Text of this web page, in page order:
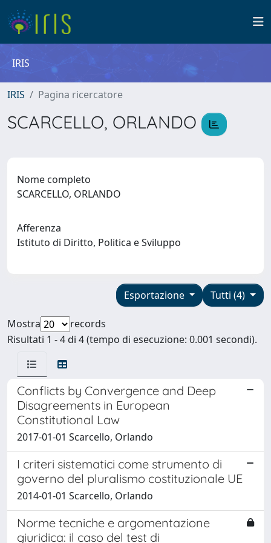
IRIS
IRIS Pagina ricercatore
SCARCELLO, ORLANDO
Nome completo
SCARCELLO, ORLANDO
Afferenza
Istituto di Diritto, Politica e Sviluppo
Tutti (4)
Esportazione
Mostra
records
Risultati 1 - 4 di 4 (tempo di esecuzione: 0.001 secondi).
Conflicts by Convergence and Deep
Disagreements in European
Constitutional Law
2017-01-01 Scarcello, Orlando
I criteri sistematici come strumento di
governo del pluralismo costituzionale UE
2014-01-01 Scarcello, Orlando
Norme tecniche e argomentazione
giuridica: il caso del test di